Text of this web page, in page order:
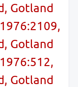
Gotland
Gotland
Gotland